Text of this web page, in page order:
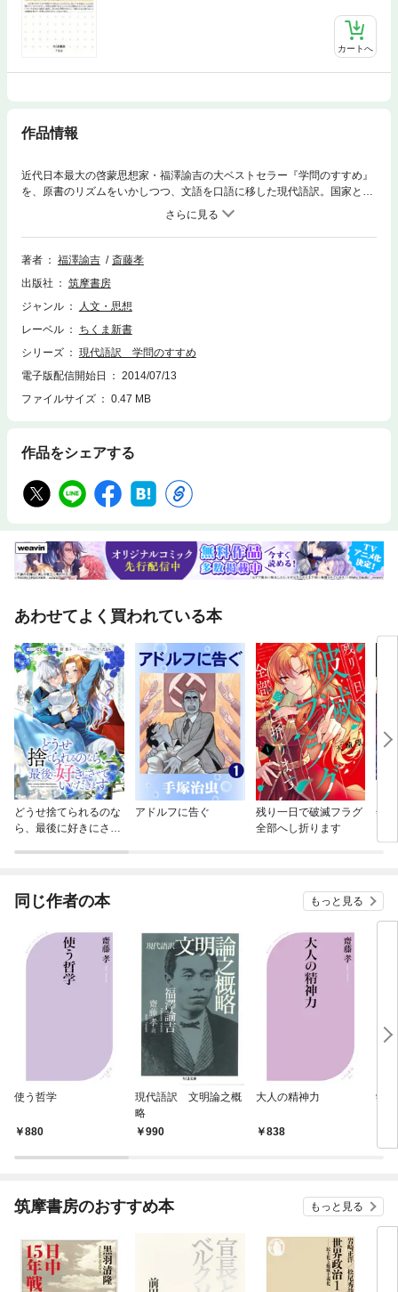
カートへ
作品情報
近代日本最大の啓蒙思想家・福澤諭吉の大ベストセラー『学問のすすめ』
を、原書のリズムをいかしつつ、文語を口語に移した現代語訳。国家と個
人の関係を見つめ、世のために働くことで自分自身も充実する生き方を示
した彼の言葉は色あせない。時代情勢を的確に見極め、今すべきことを客
観的に判断する力を身につけよう。
著者
福澤諭吉
斎藤孝
出版社
筑摩書房
ジャンル
人文・思想
レーベル
ちくま新書
シリーズ
現代語訳 学問のすすめ
電子版配信開始日
2014/07/13
ファイルサイズ
0.47 MB
作品をシェアする
あわせてよく買われている本
どうせ捨てられるのな
ら、最後に好きにさせ
アドルフに告ぐ
残り一日で破滅フラグ
全部へし折ります
怨
同じ作者の本 もっと見る
使う哲学
880
現代語訳 文明論之概
略
990
大人の精神力
838
学
筑摩書房のおすすめ本 もっと見る